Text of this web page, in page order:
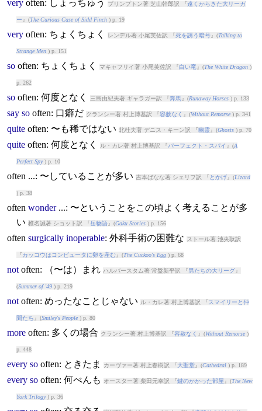
very often: しょっちゅう プリンプトン著 芝山幹郎訳 『遠くからきた大リーガ
ー 』(The Curious Case of Sidd Finch) p. 19
very often: ちょくちょく レンデル著 小尾芙佐訳 『死を誘う暗号』(Talking to
Strange Men) p. 151
so often: ちょくちょく マキャフリイ著 小尾芙佐訳 『白い竜』(The White Dragon)
p. 262
so often: 何度となく 三島由紀夫著 ギャラガー訳 『奔馬』(Runaway Horses) p. 133
say so often: 口癖だ クランシー著 村上博基訳 『容赦なく 』(Without Remorse) p. 341
quite often: 〜も稀ではない 北杜夫著 デニス・キーン訳 『 幽霊』(Ghosts) p. 70
quite often: 何度となく ル・カレ著 村上博基訳 『パーフェクト・スパイ 』(A
Perfect Spy) p. 10
often...: 〜していることが多い 吉本ばなな著 シェリフ訳 『 とかげ 』(Lizard
) p. 38
often wonder...: 〜ということをこの頃よく考えることが多
い 椎名誠著 ショット訳 『岳物語』(Gaku Stories) p. 156
often surgically inoperable: 外科手術の困難な ストール著 池央耿訳
『 カッコウはコンピュータに卵を産む』(The Cuckoo's Egg) p. 68
not often: （〜は）まれ ハルバースタム著 常盤新平訳 『 男たちの大リーグ』
(Summer of '49) p. 219
not often: めったなことじゃない ル・カレ著 村上博基訳 『 スマイリーと仲
間たち 』(Smiley's People) p. 80
more often: 多くの場合 クランシー著 村上博基訳 『容赦なく 』(Without Remorse)
p. 448
every so often: ときたま カーヴァー著 村上春樹訳 『 大聖堂』(Cathedral) p. 189
every so often: 何べんも オースター著 柴田元幸訳 『鍵のかかった部屋 』(The New
York Trilogy) p. 36